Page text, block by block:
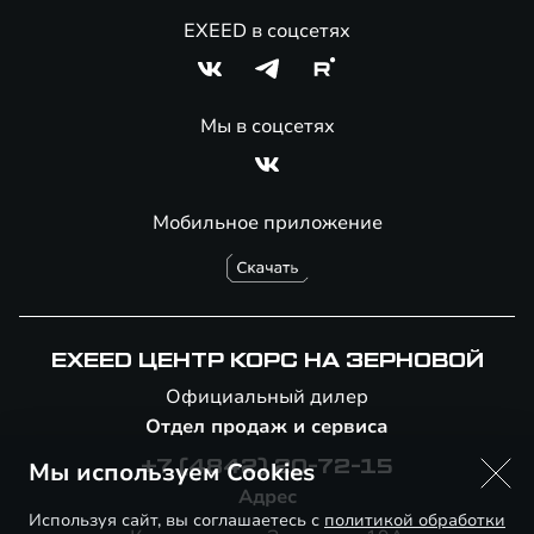
Мобильное приложение
EXEED в соцсетях
Мы в соцсетях
EXEED ЦЕНТР КОРС НА ЗЕРНОВОЙ
Официальный дилер
Отдел продаж и сервиса
+7 (4842) 20-72-15
Адрес
Мы используем Cookies
Используя сайт, вы соглашаетесь с политикой обработки